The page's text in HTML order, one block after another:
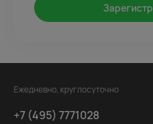
Ежедневно, круглосуточно
+7 (495) 7771028